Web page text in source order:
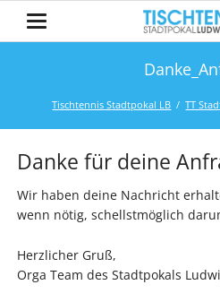
Tischtennis Stadtpokal LB TT
Danke für deine
Wir haben deine Nachricht
wenn nötig, schellstmöglich
Herzlicher Gruß,
Orga Team des Stadtpokals